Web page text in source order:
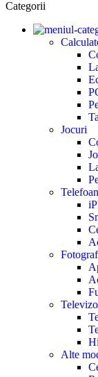
Categorii
Jocuri
Alte